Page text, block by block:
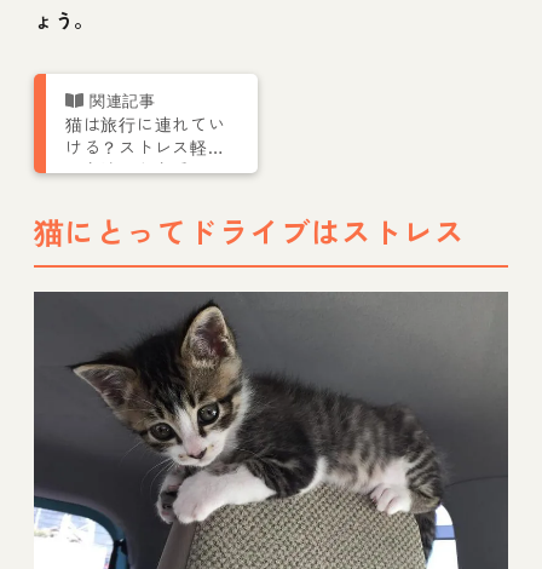
ょう。
猫は旅行に連れてい
ける？ストレス軽減
の方法や留守番させ
説
猫にとってドライブはストレス